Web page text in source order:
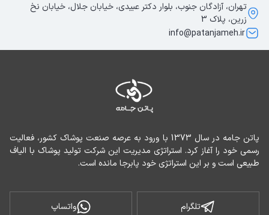
طبیعی است و بر این استراتژی خود پابرجا مانده است.
تلگرام واتساپ
تهران، آزادگان جنوب، بلوار دکتر عبیدی، خیابان جلال، خیابان نخ
زرین، پلاک 3
info@patanjameh.ir